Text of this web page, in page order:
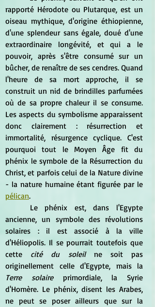
rapporté Hérodote ou Plutarque, est un
oiseau mythique, d'origine éthiopienne,
d'une splendeur sans égale, doué d'une
extraordinaire longévité, et qui a le
pouvoir, après s'être consumé sur un
bûcher, de renaître de ses cendres. Quand
l'heure de sa mort approche, il se
construit un nid de brindilles parfumées
où de sa propre chaleur il se consume.
Les aspects du symbolisme apparaissent
donc clairement : résurrection et
immortalité, résurgence cyclique. C'est
pourquoi tout le Moyen Âge fit du
phénix le symbole de la Résurrection du
Christ, et parfois celui de la Nature divine
pélican.
ancienne, un symbole des révolutions
solaires : il est associé à la ville
d'Héliopolis. Il se pourrait toutefois que
cette cité du soleil ne soit pas
Terre solaire primordiale, la Syrie
d'Homère. Le phénix, disent les Arabes,
ne peut se poser ailleurs que sur la